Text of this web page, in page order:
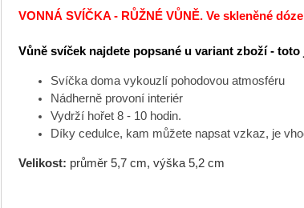
VONNÁ SVÍČKA - RŮŽNÉ VŮNĚ. Ve skleněné
Vůně svíček najdete popsané u variant zboží -
Svíčka doma vykouzlí pohodovou atmosféru
Nádherně provoní interiér
Vydrží hořet 8 - 10 hodin.
Díky cedulce, kam můžete napsat vzkaz, je
Velikost: průměr 5,7 cm, výška 5,2 cm